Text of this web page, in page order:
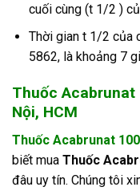
cuối cùng (t 1/2 )
Thời gian t 1/2 của
5862, là khoảng 7
Thuốc Acabrunat
Nội, HCM
Thuốc Acabrunat
biết mua Thuốc
đâu uy tín. Chúng tôi